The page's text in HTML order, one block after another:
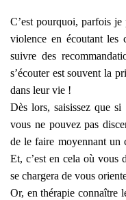
C’est pourquoi, parfois je
violence en écoutant les
suivre des
s’écouter est souvent la
dans leur vie !
Dès lors, saisissez que
vous ne pouvez pas
de le faire moyennant un
Et, c’est en cela où
se chargera de vous
Or, en thérapie connaître